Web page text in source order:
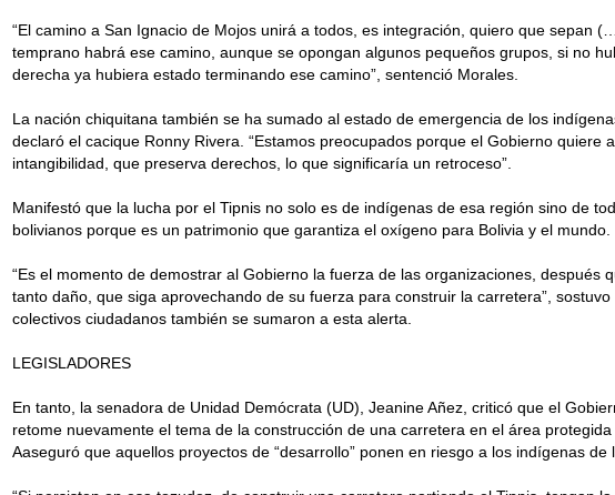
“El camino a San Ignacio de Mojos unirá a todos, es integración, quiero que sepan
temprano habrá ese camino, aunque se opongan algunos pequeños grupos, si no
derecha ya hubiera estado terminando ese camino”, sentenció Morales.
La nación chiquitana también se ha sumado al estado de emergencia de los
declaró el cacique Ronny Rivera. “Estamos preocupados porque el Gobierno quiere
intangibilidad, que preserva derechos, lo que significaría un retroceso”.
Manifestó que la lucha por el Tipnis no solo es de indígenas de esa región sino de
bolivianos porque es un patrimonio que garantiza el oxígeno para Bolivia y el mundo.
“Es el momento de demostrar al Gobierno la fuerza de las organizaciones, después
tanto daño, que siga aprovechando de su fuerza para construir la carretera”,
colectivos ciudadanos también se sumaron a esta alerta.
LEGISLADORES
En tanto, la senadora de Unidad Demócrata (UD), Jeanine Añez, criticó que el
retome nuevamente el tema de la construcción de una carretera en el área protegida
Aaseguró que aquellos proyectos de “desarrollo” ponen en riesgo a los indígenas de